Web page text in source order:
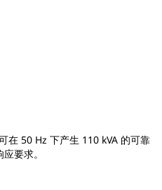
在 50 Hz 下产生 110 kVA 的可靠
要求。